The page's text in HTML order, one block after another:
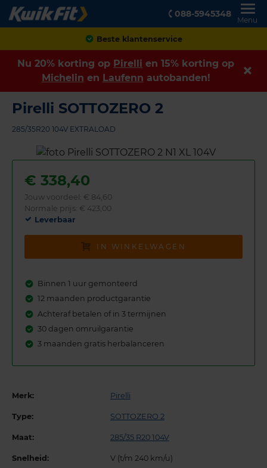
088-5945348
Menu
Achteraf betalen
Nu 20% korting op Pirelli en 15% korting op
Michelin en Laufenn autobanden!
Pirelli SOTTOZERO 2
285/35R20 104V EXTRALOAD
€ 338,40
Jouw voordeel: € 84,60
Normale prijs: € 423,00
Leverbaar
IN WINKELWAGEN
Binnen 1 uur gemonteerd
12 maanden productgarantie
Achteraf betalen of in 3 termijnen
30 dagen omruilgarantie
3 maanden gratis herbalanceren
Merk: Pirelli
Type: SOTTOZERO 2
Maat: 285/35 R20 104V
Snelheid: V (t/m 240 km/u)